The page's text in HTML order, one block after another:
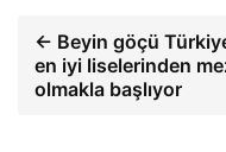
← Beyin göçü
en iyi liselerinden
olmakla başlıyor